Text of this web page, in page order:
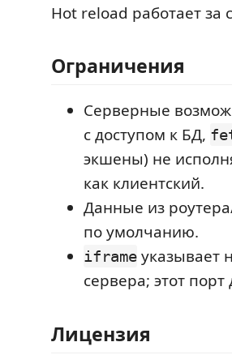
Hot reload работает за
Ограничения
Серверные
с доступом к БД,
экшены) не
как клиентский.
Данные из
по умолчанию.
iframe указывает
сервера; этот
Лицензия